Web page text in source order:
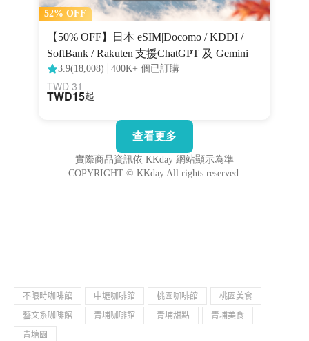
不限時咖啡館 中壢咖啡館 桃園咖啡館
桃園美食
藝文系咖啡館
青埔咖啡館 青埔甜點
青埔美食
青塘園